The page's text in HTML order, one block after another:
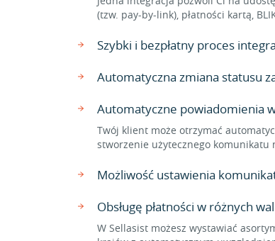
(tzw. pay-by-link), płatności kartą,
Szybki i bezpłatny proces
Automatyczna zmiana statusu
Automatyczne powiadomienia
Twój klient może otrzymać
stworzenie użytecznego
Możliwość ustawienia
Obsługę płatności w różnych
W Sellasist możesz wystawiać